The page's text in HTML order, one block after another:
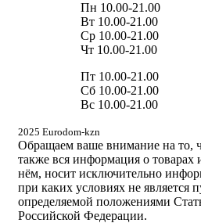
Пн 10.00-21.00
Вт 10.00-21.00
Ср 10.00-21.00
Чт 10.00-21.00
Пт 10.00-21.00
Сб 10.00-21.00
Вс 10.00-21.00
2025 Eurodom-kzn
Обращаем ваше внимание на то,
также вся информация о товарах
нём, носит исключительно
при каких условиях не является
определяемой положениями
Российской Федерации.